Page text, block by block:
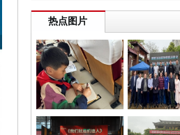
成首选标杆
热点图片